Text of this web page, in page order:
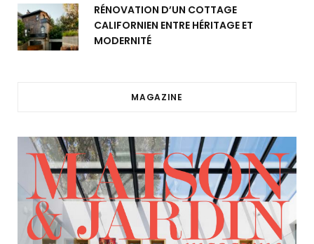
RÉNOVATION D’UN COTTAGE
CALIFORNIEN ENTRE HÉRITAGE ET
MODERNITÉ
MAGAZINE